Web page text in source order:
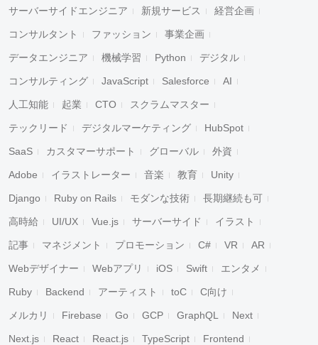
サーバーサイドエンジニア 新規サービス 経営企画
コンサルタント ファッション 事業企画
データエンジニア 機械学習 Python デジタル
コンサルティング JavaScript Salesforce AI
人工知能 起業 CTO スクラムマスター
テックリード デジタルマーケティング HubSpot
SaaS カスタマーサポート グローバル 外資
Adobe イラストレーター 音楽 教育 Unity
Django Ruby on Rails モダンな技術 長期継続も可
高時給 UI/UX Vue.js サーバーサイド イラスト
記事 マネジメント プロモーション C# VR AR
Webデザイナー Webアプリ iOS Swift エンタメ
Ruby Backend アーティスト toC C向け
メルカリ Firebase Go GCP GraphQL Next
Next.js React React.js TypeScript Frontend